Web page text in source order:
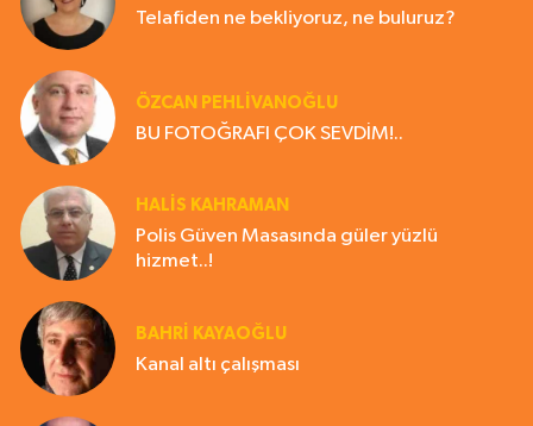
Telafiden ne bekliyoruz, ne buluruz?
ÖZCAN PEHLİVANOĞLU
BU FOTOĞRAFI ÇOK SEVDİM!..
HALIS KAHRAMAN
Polis Güven Masasında güler yüzlü
hizmet..!
BAHRI KAYAOĞLU
Kanal altı çalışması